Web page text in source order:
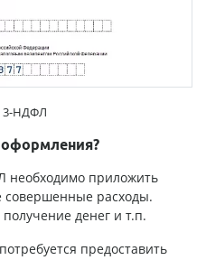
НДФЛ
необходимо приложить
расходы.
денег и т.п.
предоставить